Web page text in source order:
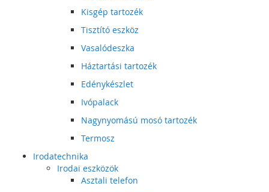
Kisgép tartozék
Tisztító eszköz
Vasalódeszka
Háztartási tartozék
Edénykészlet
Ivópalack
Nagynyomású mosó tartozék
Termosz
Irodatechnika
Irodai eszközök
Asztali telefon